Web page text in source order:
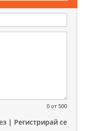
0 от 500
| Регистрирай се